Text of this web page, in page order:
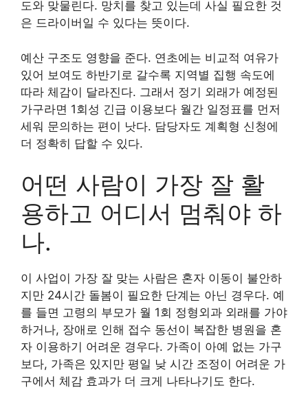
도와 맞물린다. 망치를 찾고 있는데 사실 필요한 것
은 드라이버일 수 있다는 뜻이다.
예산 구조도 영향을 준다. 연초에는 비교적 여유가
있어 보여도 하반기로 갈수록 지역별 집행 속도에
따라 체감이 달라진다. 그래서 정기 외래가 예정된
가구라면 1회성 긴급 이용보다 월간 일정표를 먼저
세워 문의하는 편이 낫다. 담당자도 계획형 신청에
더 정확히 답할 수 있다.
어떤 사람이 가장 잘 활
용하고 어디서 멈춰야 하
나.
이 사업이 가장 잘 맞는 사람은 혼자 이동이 불안하
지만 24시간 돌봄이 필요한 단계는 아닌 경우다. 예
를 들면 고령의 부모가 월 1회 정형외과 외래를 가야
하거나, 장애로 인해 접수 동선이 복잡한 병원을 혼
자 이용하기 어려운 경우다. 가족이 아예 없는 가구
보다, 가족은 있지만 평일 낮 시간 조정이 어려운 가
구에서 체감 효과가 더 크게 나타나기도 한다.